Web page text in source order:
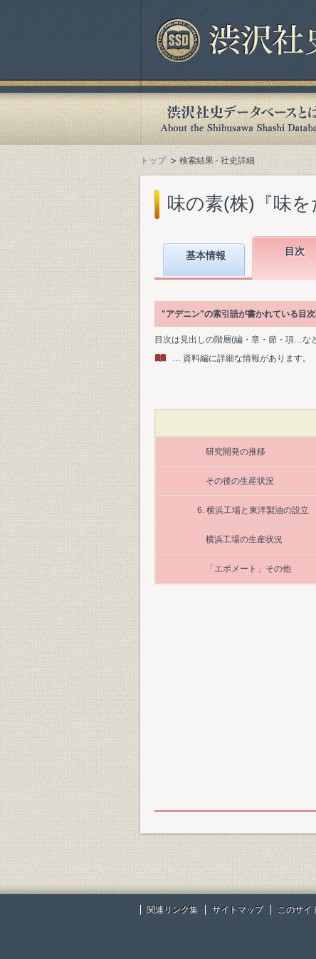
トップ 検索結果 - 社史詳細
味の素(株)『味
基本情報 目次
"アデニン"の索引語が書かれている目次
目次は見出しの階層(編・章・節・項…な
… 資料編に詳細な情報があります。
研究開発の推移
その後の生産状況
6. 横浜工場と東洋製油の設立
横浜工場の生産状況
「エポメート」その他
関連リンク集 サイトマップ このサイ